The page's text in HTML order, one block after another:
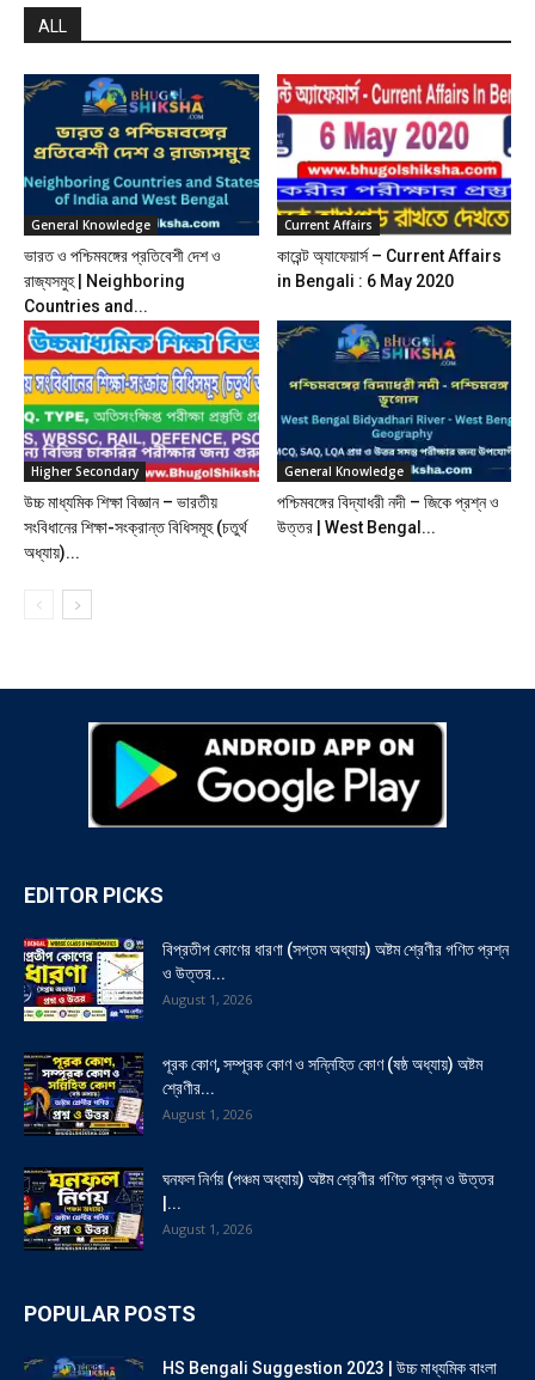
ALL
General Knowledge
ভারত ও পশ্চিমবঙ্গের প্রতিবেশী দেশ ও
রাজ্যসমুহ | Neighboring
Countries and...
Current Affairs
কারেন্ট অ্যাফেয়ার্স – Current Affairs
in Bengali : 6 May 2020
Higher Secondary
উচ্চ মাধ্যমিক শিক্ষা বিজ্ঞান – ভারতীয়
সংবিধানের শিক্ষা-সংক্রান্ত বিধিসমূহ (চতুর্থ
অধ্যায়)...
General Knowledge
পশ্চিমবঙ্গের বিদ্যাধরী নদী – জিকে প্রশ্ন ও
উত্তর | West Bengal...
EDITOR PICKS
বিপ্রতীপ কোণের ধারণা (সপ্তম অধ্যায়) অষ্টম শ্রেণীর গণিত প্রশ্ন
ও উত্তর...
August 1, 2026
পূরক কোণ, সম্পূরক কোণ ও সন্নিহিত কোণ (ষষ্ঠ অধ্যায়) অষ্টম
শ্রেণীর...
August 1, 2026
ঘনফল নির্ণয় (পঞ্চম অধ্যায়) অষ্টম শ্রেণীর গণিত প্রশ্ন ও উত্তর
|...
August 1, 2026
POPULAR POSTS
HS Bengali Suggestion 2023 | উচ্চ মাধ্যমিক বাংলা